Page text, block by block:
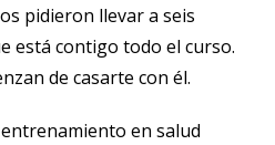
pidieron llevar a seis
está contigo todo el curso.
de casarte con él.
en salud